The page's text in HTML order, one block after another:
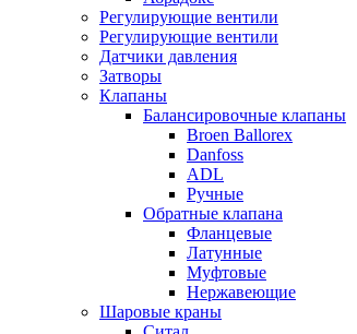
Регулирующие вентили
Регулирующие вентили
Датчики давления
Затворы
Клапаны
Балансировочные клапаны
Broen Ballorex
Danfoss
ADL
Ручные
Обратные клапана
Фланцевые
Латунные
Муфтовые
Нержавеющие
Шаровые краны